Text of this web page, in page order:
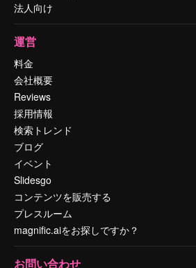
法人向け
運営
料金
会社概要
Reviews
採用情報
検索トレンド
ブログ
イベント
Slidesgo
コンテンツを販売する
プレスルーム
magnific.aiをお探しですか？
お問い合わせ